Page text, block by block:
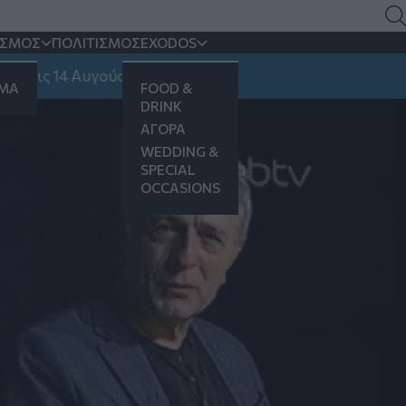
ΠΟΛΙΤΙΣΜΟΣEXODOS
FOOD &
DRINK
ΑΓΟΡΑ
WEDDING &
SPECIAL
OCCASIONS
Αυγούστου
τις ευρωεκλογές